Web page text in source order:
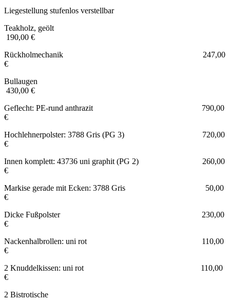
Liegestellung stufenlos verstellbar
Teakholz, geölt
190,00 €
Rückholmechanik 247,00
€
Bullaugen
430,00 €
Geflecht: PE-rund anthrazit 790,00
€
Hochlehnerpolster: 3788 Gris (PG 3) 720,00
€
Innen komplett: 43736 uni graphit (PG 2) 260,00
€
Markise gerade mit Ecken: 3788 Gris 50,00
€
Dicke Fußpolster 230,00
€
Nackenhalbrollen: uni rot 110,00
€
2 Knuddelkissen: uni rot 110,00
€
2 Bistrotische